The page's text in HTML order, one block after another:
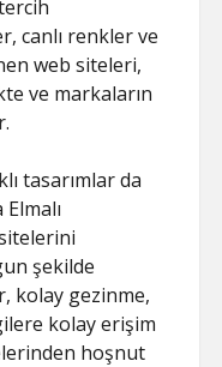
canlı renkler ve
web siteleri,
ve markaların
tasarımlar da
şekilde
kolay gezinme,
kolay erişim
hoşnut